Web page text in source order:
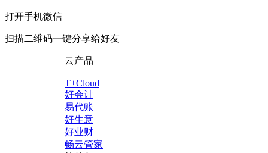
打开手机微信
扫描二维码一键分享给好友
云产品
T+Cloud
好会计
易代账
好生意
好业财
畅云管家